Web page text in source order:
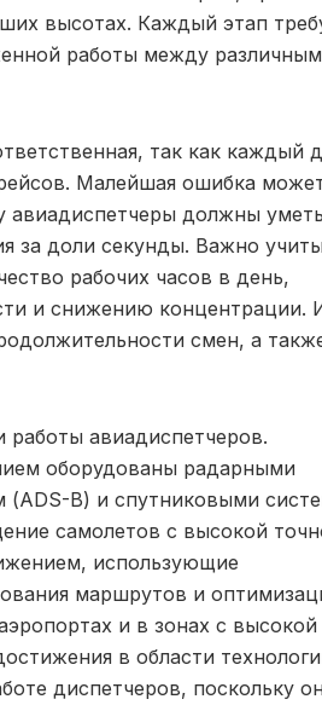
высотах. Каждый этап
работы между
так как каждый
Малейшая ошибка
авиадиспетчеры должны уметь
за доли секунды. Важно
рабочих часов в день,
и снижению концентрации.
смен, а
авиадиспетчеров.
оборудованы радарными
B) и спутниковыми
самолетов с высокой
использующие
маршрутов и
и в зонах с высокой
в области
диспетчеров, поскольку